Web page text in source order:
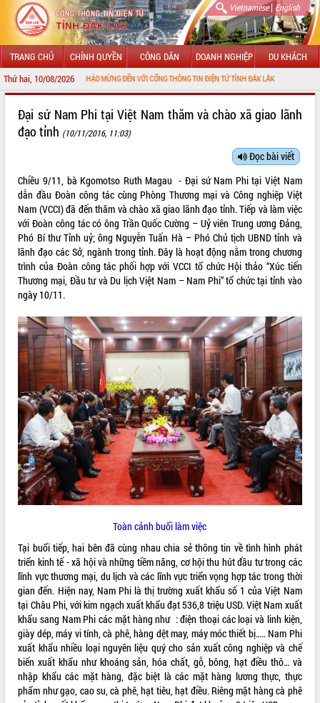
Vietnamese| English
TRANG CHỦ CHÍNH QUYỀN CÔNG DÂN DOANH NGHIỆP DU KHÁCH
Thứ hai, 10/08/2026
CHÀO MỪNG ĐẾN VỚI CỔNG THÔNG TIN ĐIỆN TỬ TỈNH ĐẮK LẮK
LÃNH ĐẠO UBND TỈNH
SỞ, BAN, NGÀNH
UBND CÁC XÃ, PHƯỜNG
THÔNG TIN CHỈ ĐẠO ĐIỀU HÀNH
HỆ THỐNG VĂN BẢN
ĐIỂM TIN VĂN BẢN
QUY HOẠCH - KẾ HOẠCH
VIDEO
Đại sứ Nam Phi tại Việt Nam thăm và chào xã giao lãnh
đạo tỉnh (10/11/2016, 11:03)
Đọc bài viết
Chiều 9/11, bà Kgomotso Ruth Magau - Đại sứ Nam Phi tại Việt Nam
dẫn đầu Đoàn công tác cùng Phòng Thương mại và Công nghiệp Việt
Nam (VCCI) đã đến thăm và chào xã giao lãnh đạo tỉnh. Tiếp và làm việc
với Đoàn công tác có ông Trần Quốc Cường – Uỷ viên Trung ương Đảng,
Phó Bí thư Tỉnh uỷ; ông Nguyễn Tuấn Hà – Phó Chủ tịch UBND tỉnh và
lãnh đạo các Sở, ngành trong tỉnh. Đây là hoạt động nằm trong chương
trình của Đoàn công tác phối hợp với VCCI tổ chức Hội thảo “Xúc tiến
Thương mại, Đầu tư và Du lịch Việt Nam – Nam Phi” tổ chức tại tỉnh vào
ngày 10/11.
Toàn cảnh buổi làm việc
Tại buổi tiếp, hai bên đã cùng nhau chia sẻ thông tin về tình hình phát
triển kinh tế - xã hội và những tiềm năng, cơ hội thu hút đầu tư trong các
lĩnh vực thương mại, du lịch và các lĩnh vực triển vọng hợp tác trong thời
gian đến. Hiện nay, Nam Phi là thị trường xuất khẩu số 1 của Việt Nam
tại Châu Phi, với kim ngạch xuất khẩu đạt 536,8 triệu USD. Việt Nam xuất
khẩu sang Nam Phi các mặt hàng như : điện thoại các loại và linh kiện,
giày dép, máy vi tính, cà phê, hàng dệt may, máy móc thiết bị….. Nam Phi
xuất khẩu nhiều loại nguyên liệu quý cho sản xuất công nghiệp và chế
biến xuất khẩu như khoáng sản, hóa chất, gỗ, bông, hạt điều thô… và
nhập khẩu các mặt hàng, đặc biệt là các mặt hàng lương thực, thực
phẩm như gạo, cao su, cà phê, hạt tiêu, hạt điều. Riêng mặt hàng cà phê